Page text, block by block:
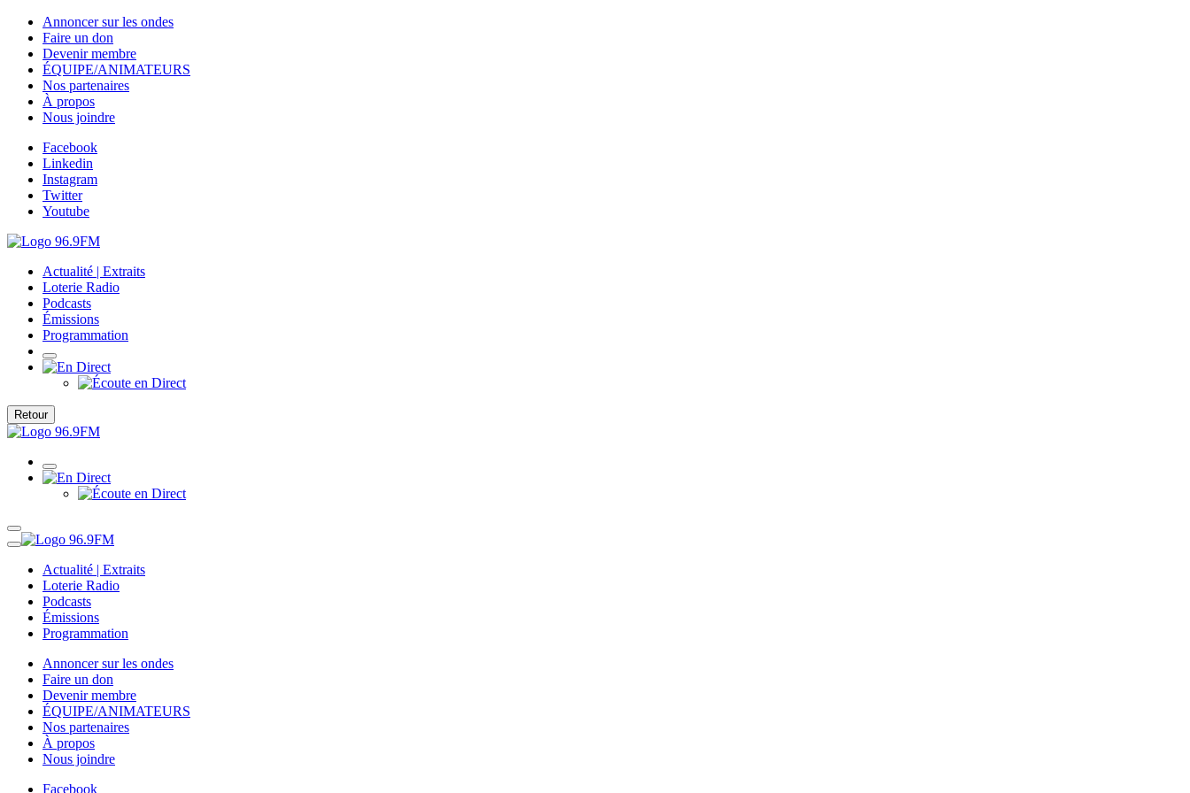
Annoncer sur les ondes
Faire un don
Devenir membre
ÉQUIPE/ANIMATEURS
Nos partenaires
À propos
Nous joindre
Facebook
Linkedin
Instagram
Twitter
Youtube
Actualité | Extraits
Loterie Radio
Podcasts
Émissions
Programmation
Retour
Actualité | Extraits
Loterie Radio
Podcasts
Émissions
Programmation
Annoncer sur les ondes
Faire un don
Devenir membre
ÉQUIPE/ANIMATEURS
Nos partenaires
À propos
Nous joindre
Facebook